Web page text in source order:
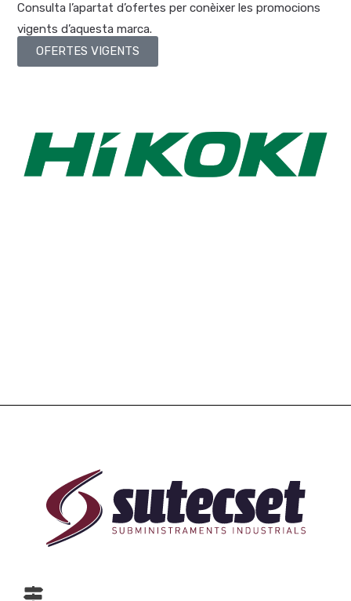
Consulta l’apartat d’ofertes per conèixer les promocions
vigents d’aquesta marca.
OFERTES VIGENTS